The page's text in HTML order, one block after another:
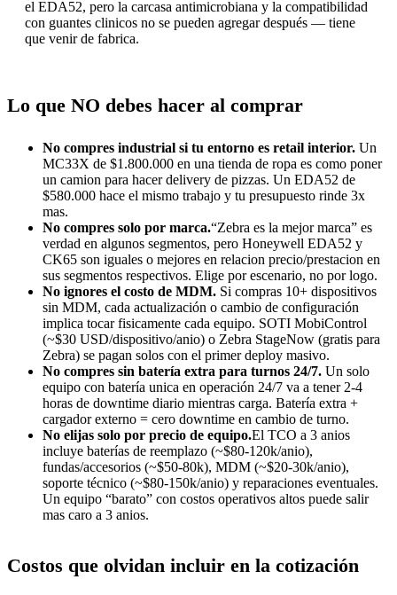
el EDA52, pero la carcasa antimicrobiana y la compatibilidad
con guantes clinicos no se pueden agregar después — tiene
que venir de fabrica.
Lo que NO debes hacer al comprar
No compres industrial si tu entorno es retail interior. Un
MC33X de $1.800.000 en una tienda de ropa es como poner
un camion para hacer delivery de pizzas. Un EDA52 de
$580.000 hace el mismo trabajo y tu presupuesto rinde 3x
mas.
No compres solo por marca.“Zebra es la mejor marca” es
verdad en algunos segmentos, pero Honeywell EDA52 y
CK65 son iguales o mejores en relacion precio/prestacion en
sus segmentos respectivos. Elige por escenario, no por logo.
No ignores el costo de MDM. Si compras 10+ dispositivos
sin MDM, cada actualización o cambio de configuración
implica tocar fisicamente cada equipo. SOTI MobiControl
(~$30 USD/dispositivo/anio) o Zebra StageNow (gratis para
Zebra) se pagan solos con el primer deploy masivo.
No compres sin batería extra para turnos 24/7. Un solo
equipo con batería unica en operación 24/7 va a tener 2-4
horas de downtime diario mientras carga. Batería extra +
cargador externo = cero downtime en cambio de turno.
No elijas solo por precio de equipo.El TCO a 3 anios
incluye baterías de reemplazo (~$80-120k/anio),
fundas/accesorios (~$50-80k), MDM (~$20-30k/anio),
soporte técnico (~$80-150k/anio) y reparaciones eventuales.
Un equipo “barato” con costos operativos altos puede salir
mas caro a 3 anios.
Costos que olvidan incluir en la cotización